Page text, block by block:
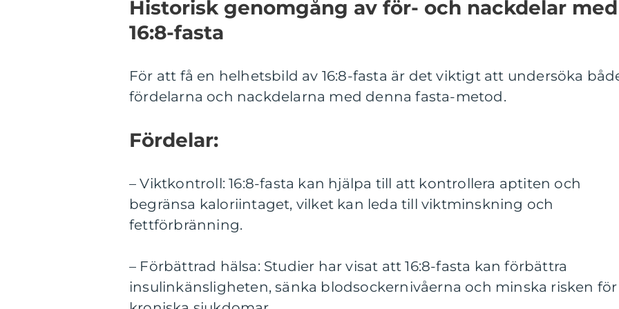
Historisk genomgång av för- och nackdelar med
16:8-fasta
För att få en helhetsbild av 16:8-fasta är det viktigt att undersöka
fördelarna och nackdelarna med denna fasta-metod.
Fördelar:
– Viktkontroll: 16:8-fasta kan hjälpa till att kontrollera aptiten och
begränsa kaloriintaget, vilket kan leda till viktminskning och
fettförbränning.
– Förbättrad hälsa: Studier har visat att 16:8-fasta kan förbättra
insulinkänsligheten, sänka blodsockernivåerna och minska risken för